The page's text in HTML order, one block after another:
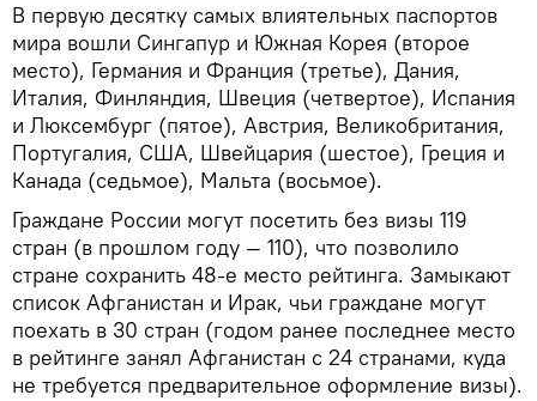
В первую десятку самых влиятельных паспортов
мира вошли Сингапур и Южная Корея (второе
место), Германия и Франция (третье), Дания,
Италия, Финляндия, Швеция (четвертое), Испания
и Люксембург (пятое), Австрия, Великобритания,
Португалия, США, Швейцария (шестое), Греция и
Канада (седьмое), Мальта (восьмое).
Граждане России могут посетить без визы 119
стран (в прошлом году — 110), что позволило
стране сохранить 48-е место рейтинга. Замыкают
список Афганистан и Ирак, чьи граждане могут
поехать в 30 стран (годом ранее последнее место
в рейтинге занял Афганистан с 24 странами, куда
не требуется предварительное оформление визы).